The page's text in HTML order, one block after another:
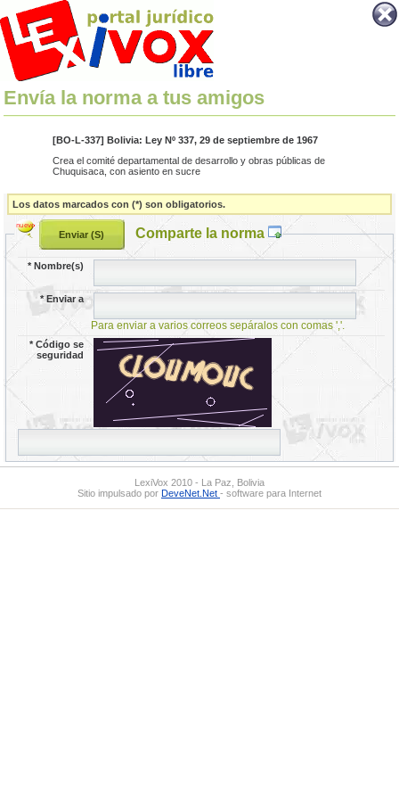
Envía la norma a tus amigos
[BO-L-337] Bolivia: Ley Nº 337, 29 de septiembre de 1967
Crea el comité departamental de desarrollo y obras públicas de
Chuquisaca, con asiento en sucre
Los datos marcados con (*) son obligatorios.
Comparte la norma
*Nombre(s)
*Enviar a
Para enviar a varios correos sepáralos con comas ','.
*Código se
seguridad
LexiVox 2010 - La Paz, Bolivia
Sitio impulsado por DeveNet.Net - software para Internet